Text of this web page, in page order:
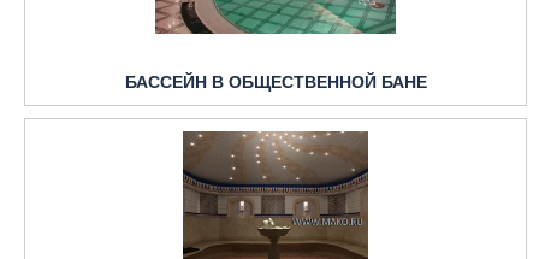
БАССЕЙН В ОБЩЕСТВЕННОЙ БАНЕ